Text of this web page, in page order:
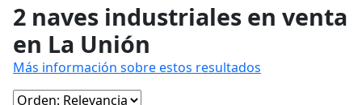
2 naves industriales en venta
en La Unión
Más información sobre estos resultados